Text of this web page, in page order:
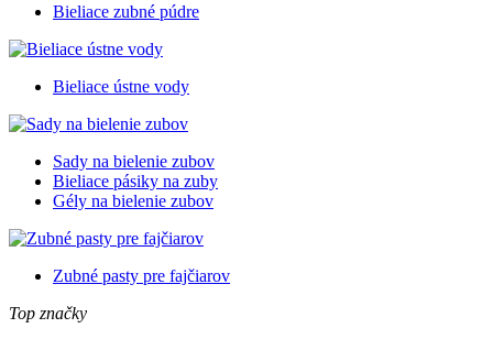
Bieliace zubné púdre
Bieliace ústne vody
Sady na bielenie zubov
Bieliace pásiky na zuby
Gély na bielenie zubov
Zubné pasty pre fajčiarov
Top značky